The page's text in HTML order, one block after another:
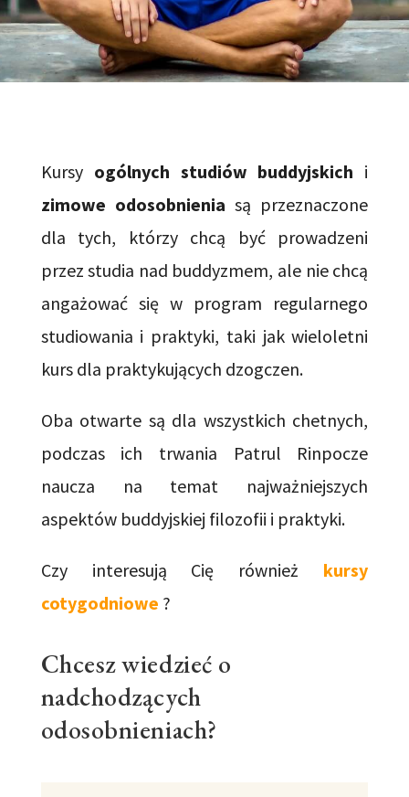
Kursy ogólnych studiów buddyjskich i
zimowe odosobnienia są przeznaczone
dla tych, którzy chcą być prowadzeni
przez studia nad buddyzmem, ale nie chcą
angażować się w program regularnego
studiowania i praktyki, taki jak wieloletni
kurs dla praktykujących dzogczen.
Oba otwarte są dla wszystkich chetnych,
podczas ich trwania Patrul Rinpocze
naucza na temat najważniejszych
aspektów buddyjskiej filozofii i praktyki.
Czy interesują Cię również kursy
cotygodniowe ?
Chcesz wiedzieć o
nadchodzących
odosobnieniach?